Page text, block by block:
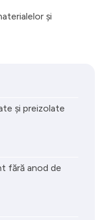
și
și preizolate
fără anod de